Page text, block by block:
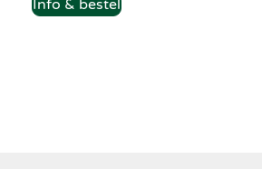
Info & bestel